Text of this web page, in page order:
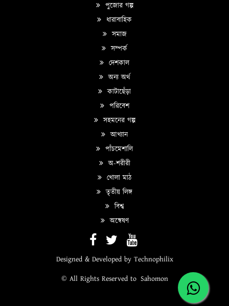
পুজোর গল্প
ধারাবাহিক
সমাজ
সম্পর্ক
দেশকাল
অন্য অর্থ
কাটাছেঁড়া
পরিবেশ
সহমনের গল্প
আখ্যান
পাঁচমেশালি
অ-শরীরী
খোলা মাঠ
তৃতীয় লিঙ্গ
বিশ্ব
অন্বেষণ
Designed & Developed by Technophilix
© All Rights Reserved to Sahomon